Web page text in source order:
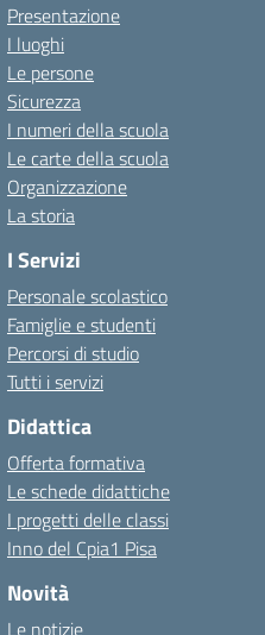
Presentazione
I luoghi
Le persone
Sicurezza
I numeri della scuola
Le carte della scuola
Organizzazione
La storia
I Servizi
Personale scolastico
Famiglie e studenti
Percorsi di studio
Tutti i servizi
Didattica
Offerta formativa
Le schede didattiche
I progetti delle classi
Inno del Cpia1 Pisa
Novità
Le notizie